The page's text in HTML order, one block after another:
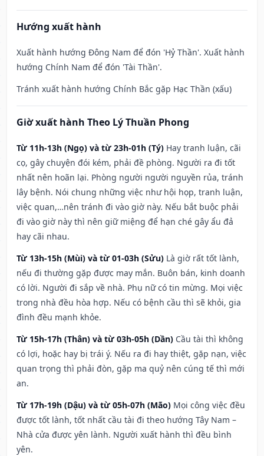
Hướng xuất hành
Xuất hành hướng Đông Nam để đón 'Hỷ Thần'. Xuất hành
hướng Chính Nam để đón 'Tài Thần'.
Tránh xuất hành hướng Chính Bắc gặp Hạc Thần (xấu)
Giờ xuất hành Theo Lý Thuần Phong
Từ 11h-13h (Ngọ) và từ 23h-01h (Tý) Hay tranh luận, cãi
cọ, gây chuyện đói kém, phải đề phòng. Người ra đi tốt
nhất nên hoãn lại. Phòng người người nguyền rủa, tránh
lây bệnh. Nói chung những việc như hội họp, tranh luận,
việc quan,…nên tránh đi vào giờ này. Nếu bắt buộc phải
đi vào giờ này thì nên giữ miệng để hạn ché gây ẩu đả
hay cãi nhau.
Từ 13h-15h (Mùi) và từ 01-03h (Sửu) Là giờ rất tốt lành,
nếu đi thường gặp được may mắn. Buôn bán, kinh doanh
có lời. Người đi sắp về nhà. Phụ nữ có tin mừng. Mọi việc
trong nhà đều hòa hợp. Nếu có bệnh cầu thì sẽ khỏi, gia
đình đều mạnh khỏe.
Từ 15h-17h (Thân) và từ 03h-05h (Dần) Cầu tài thì không
có lợi, hoặc hay bị trái ý. Nếu ra đi hay thiệt, gặp nạn, việc
quan trọng thì phải đòn, gặp ma quỷ nên cúng tế thì mới
an.
Từ 17h-19h (Dậu) và từ 05h-07h (Mão) Mọi công việc đều
được tốt lành, tốt nhất cầu tài đi theo hướng Tây Nam –
Nhà cửa được yên lành. Người xuất hành thì đều bình
yên.